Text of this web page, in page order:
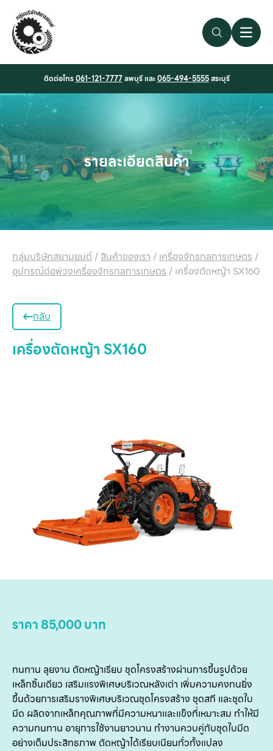
Search Link
Open
ติดต่อโทร061-121-7777ลพบุรี และ065-494-5555สระบุรี
รายละเอียดสินค้า
กลุ่มบริษัทสยามยนต์ /สินค้าของเรา /เครื่องจักรกลการเกษตร /
อุปกรณ์ต่อพ่วงเครื่องจักรกลการเกษตร / เครื่องตัดหญ้า SX160
กลับ
เครื่องตัดหญ้า SX160
ราคา 85,000 บาท
ทนทาน ลุยงาน ตัดหญ้าเรียบ ชุดโครงสร้างผ่านการขึ้นรูปด้วย
เหล็กชิ้นเดียว เสริมแรงพิเศษบริเวณหลังเต่า เพิ่มความคงทนยิ่ง
ขึ้นด้วยการเสริมรางพิเศษบริเวณชุดโครงสร้าง ชุดสกี และชุดใบ
มีด ผลิตจากเหล็กคุณภาพที่มีความหนาและแข็งที่เหมาะสม ทำให้มี
ความทนทาน อายุการใช้งานยาวนาน ทำงานควบคู่กับชุดใบมีด
อย่างเต็มประสิทธภาพ ตัดหญ้าได้เรียบเนียนทั่วทั้งแปลง